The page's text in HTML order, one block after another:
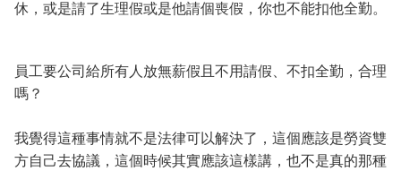
休，或是請了生理假或是他請個喪假，你也不能扣他全勤。
員工要公司給所有人放無薪假且不用請假、不扣全勤，合理
嗎？
我覺得這種事情就不是法律可以解決了，這個應該是勞資雙
方自己去協議，這個時候其實應該這樣講，也不是真的那種